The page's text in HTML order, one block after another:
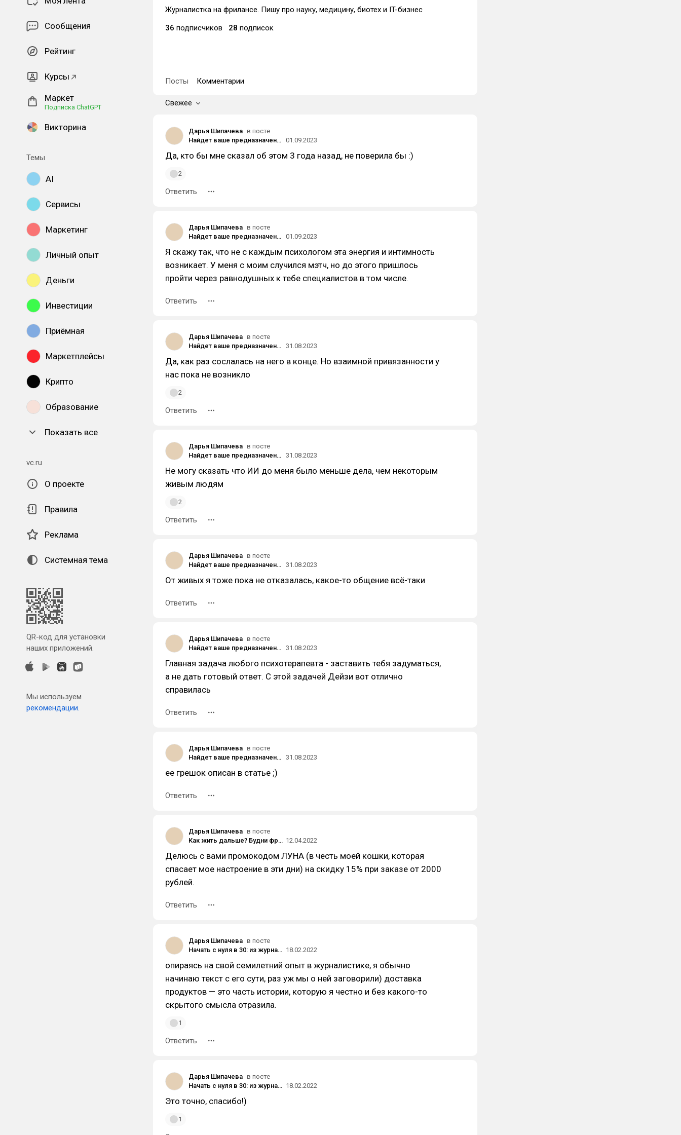
Сообщения
Рейтинг
Курсы
Маркет
Подписка ChatGPT
Викторина
Темы
AI
Сервисы
Маркетинг
Личный опыт
Деньги
Инвестиции
Приёмная
Маркетплейсы
Крипто
Образование
Показать все
vc.ru
О проекте
Правила
Реклама
Системная тема
QR-код для установки
наших приложений.
Мы используем
рекомендации.
Журналистка на фрилансе. Пишу про науку, медицину, биотех и IT-бизнес
36 подписчиков 28 подписок
Посты Комментарии
Свежее
Дарья Шипачева в посте
Найдет ваше предназначение, подтвердит диагноз психиатра, поможет простить Тейлор Свифт: на что способен ИИ-психолог 01.09.2023
Да, кто бы мне сказал об этом 3 года назад, не поверила бы :)
2
Ответить
Дарья Шипачева в посте
Найдет ваше предназначение, подтвердит диагноз психиатра, поможет простить Тейлор Свифт: на что способен ИИ-психолог 01.09.2023
Я скажу так, что не с каждым психологом эта энергия и интимность
возникает. У меня с моим случился мэтч, но до этого пришлось
пройти через равнодушных к тебе специалистов в том числе.
Ответить
Дарья Шипачева в посте
Найдет ваше предназначение, подтвердит диагноз психиатра, поможет простить Тейлор Свифт: на что способен ИИ-психолог 31.08.2023
Да, как раз сослалась на него в конце. Но взаимной привязанности у
нас пока не возникло
2
Ответить
Дарья Шипачева в посте
Найдет ваше предназначение, подтвердит диагноз психиатра, поможет простить Тейлор Свифт: на что способен ИИ-психолог 31.08.2023
Не могу сказать что ИИ до меня было меньше дела, чем некоторым
живым людям
2
Ответить
Дарья Шипачева в посте
Найдет ваше предназначение, подтвердит диагноз психиатра, поможет простить Тейлор Свифт: на что способен ИИ-психолог 31.08.2023
От живых я тоже пока не отказалась, какое-то общение всё-таки
Ответить
Дарья Шипачева в посте
Найдет ваше предназначение, подтвердит диагноз психиатра, поможет простить Тейлор Свифт: на что способен ИИ-психолог 31.08.2023
Главная задача любого психотерапевта - заставить тебя задуматься,
а не дать готовый ответ. С этой задачей Дейзи вот отлично
справилась
Ответить
Дарья Шипачева в посте
Найдет ваше предназначение, подтвердит диагноз психиатра, поможет простить Тейлор Свифт: на что способен ИИ-психолог 31.08.2023
ее грешок описан в статье ;)
Ответить
Дарья Шипачева в посте
Как жить дальше? Будни фрилансера: новая работа, любимая кошка, экономные рецепты 12.04.2022
Делюсь с вами промокодом ЛУНА (в честь моей кошки, которая
спасает мое настроение в эти дни) на скидку 15% при заказе от 2000
рублей.
Ответить
Дарья Шипачева в посте
Начать с нуля в 30: из журналистики в 3D-дизайн 18.02.2022
опираясь на свой семилетний опыт в журналистике, я обычно
начинаю текст с его сути, раз уж мы о ней заговорили) доставка
продуктов — это часть истории, которую я честно и без какого-то
скрытого смысла отразила.
1
Ответить
Дарья Шипачева в посте
Начать с нуля в 30: из журналистики в 3D-дизайн 18.02.2022
Это точно, спасибо!)
1